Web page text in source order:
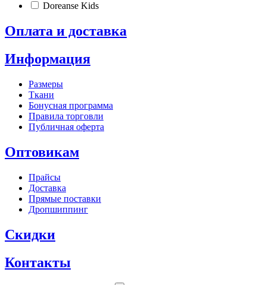
Doreanse Kids
Оплата и доставка
Информация
Размеры
Ткани
Бонусная программа
Правила торговли
Публичная оферта
Оптовикам
Прайсы
Доставка
Прямые поставки
Дропшиппинг
Скидки
Контакты